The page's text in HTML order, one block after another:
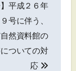
】平成２６年
号に伴う、
然資料館の
ついての対
応